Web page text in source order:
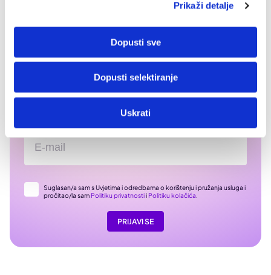
Prikaži detalje
Dopusti sve
Dopusti selektiranje
Uskrati
Prijavi se na naš newsletter i doznaj kako
možeš unaprijediti svoje zdravlje
Suglasan/a sam s Uvjetima i odredbama o korištenju i pružanja usluga i
pročitao/la sam Politiku privatnostii Politiku kolačića.
PRIJAVI SE